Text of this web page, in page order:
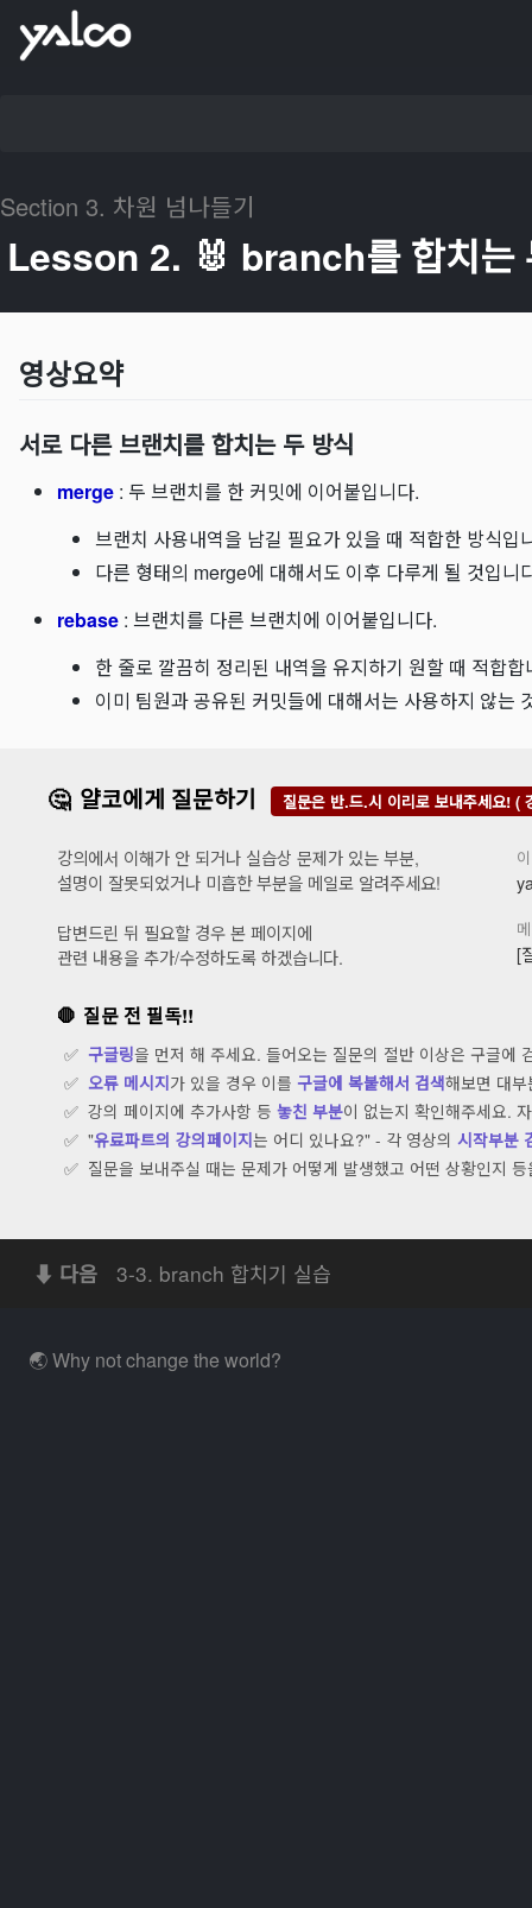
Section 3. 차원 넘나들기
Lesson 2. 🐰 branch를 합치는
영상요약
서로 다른 브랜치를 합치는 두 방식
merge : 두 브랜치를 한 커밋에 이어붙입니다.
브랜치 사용내역을 남길 필요가 있을 때 적합한 방식입
다른 형태의 merge에 대해서도 이후 다루게 될 것입니
rebase : 브랜치를 다른 브랜치에 이어붙입니다.
한 줄로 깔끔히 정리된 내역을 유지하기 원할 때 적합합
이미 팀원과 공유된 커밋들에 대해서는 사용하지 않는
🤔 얄코에게 질문하기 질문은 반.드.시 이리로 보내주세요! (
강의에서 이해가 안 되거나 실습상 문제가 있는 부분,
설명이 잘못되었거나 미흡한 부분을 메일로 알려주세요!
답변드린 뒤 필요할 경우 본 페이지에
관련 내용을 추가/수정하도록 하겠습니다.
[
🛑 질문 전 필독!!
구글링을 먼저 해 주세요. 들어오는 질문의 절반 이상은 구글에
오류 메시지가 있을 경우 이를 구글에 복붙해서 검색해보면 대
강의 페이지에 추가사항 등 놓친 부분이 없는지 확인해주세요.
"유료파트의 강의페이지는 어디 있나요?" - 각 영상의 시작부분
질문을 보내주실 때는 문제가 어떻게 발생했고 어떤 상황인지
⬇ 다음 3-3. branch 합치기 실습
🌏Why not change the world?